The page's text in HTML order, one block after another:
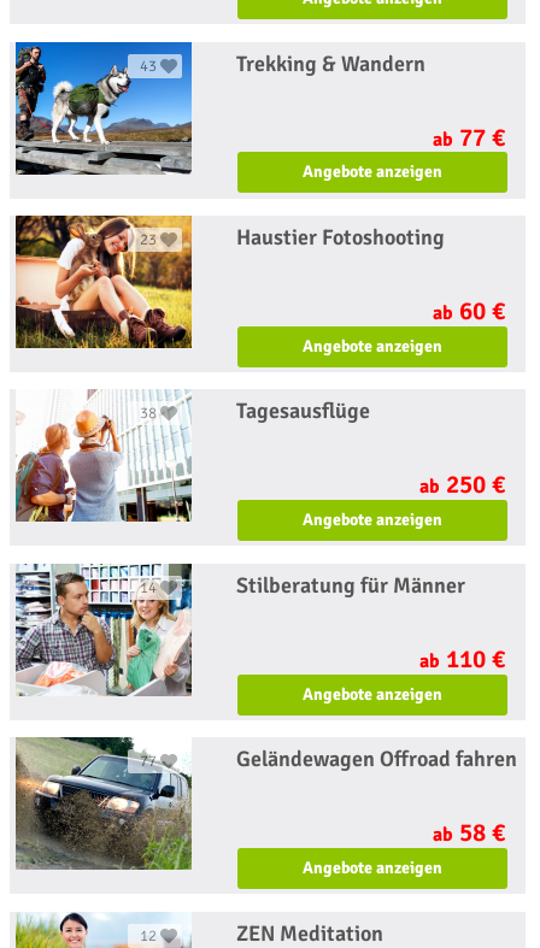
43 Trekking & Wandern
ab 77 €
Angebote anzeigen
23 Haustier Fotoshooting
ab 60 €
Angebote anzeigen
38 Tagesausflüge
ab 250 €
Angebote anzeigen
14 Stilberatung für Männer
ab 110 €
Angebote anzeigen
77 Geländewagen Offroad fahren
ab 58 €
Angebote anzeigen
12 ZEN Meditation